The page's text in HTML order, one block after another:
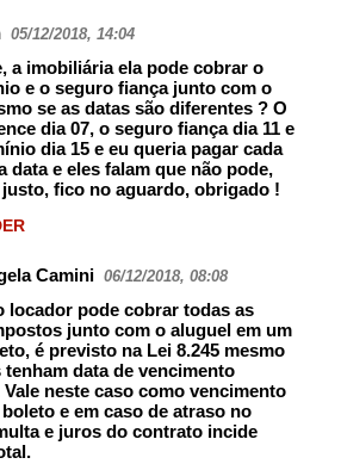
05/12/2018, 14:04
a imobiliária ela pode cobrar o
e o seguro fiança junto com o
se as datas são diferentes ? O
dia 07, o seguro fiança dia 11 e
dia 15 e eu queria pagar cada
data e eles falam que não pode,
justo, fico no aguardo, obrigado !
Camini 06/12/2018, 08:08
locador pode cobrar todas as
junto com o aluguel em um
é previsto na Lei 8.245 mesmo
tenham data de vencimento
neste caso como vencimento
e em caso de atraso no
e juros do contrato incide